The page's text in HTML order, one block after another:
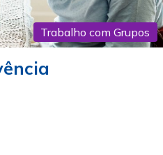
Trabalho com Grupos